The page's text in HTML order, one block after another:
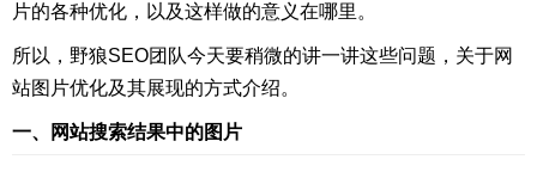
片的各种优化，以及这样做的意义在哪里。
所以，野狼SEO团队今天要稍微的讲一讲这些问题，关于网
站图片优化及其展现的方式介绍。
一、网站搜索结果中的图片